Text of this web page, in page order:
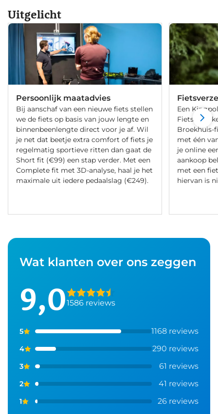
Uitgelicht
Persoonlijk maatadvies
Bij aanschaf van een nieuwe fiets stellen
we de fiets op basis van jouw lengte en
binnenbeenlengte direct voor je af. Wil
je net dat beetje extra comfort of fiets je
regelmatig sportieve ritten dan gaat de
Short fit (€99) een stap verder. Met een
Complete fit met 3D-analyse, haal je het
maximale uit iedere pedaalslag (€249).
Een
Broekhuis-
met één
je online
aankoop
met een
hiervan is
Wat klanten over ons zeggen
9,01586 reviews
5 1168 reviews
4 290 reviews
3 61 reviews
2 41 reviews
1 26 reviews